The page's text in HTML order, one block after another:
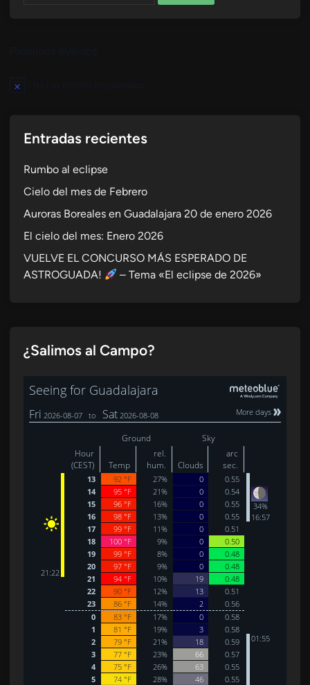
Aviso
Entradas recientes
Rumbo al eclipse
Cielo del mes de Febrero
Auroras Boreales en Guadalajara 20 de enero 2026
El cielo del mes: Enero 2026
VUELVE EL CONCURSO MÁS ESPERADO DE
ASTROGUADA!
– Tema «El eclipse de 2026»
¿Salimos al Campo?